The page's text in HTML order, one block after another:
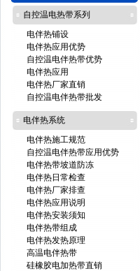
自控温电热带系列
电伴热铺设
电伴热应用优势
自控温电伴热带优势
电伴热应用
电伴热厂家直销
自控温电伴热带批发
电伴热系统
电伴热施工规范
自控温电伴热带应用优势
电伴热带坡道防冻
电伴热日常检查
电伴热厂家排查
电伴热应用说明
电伴热安装须知
电伴热带组成
电伴热发热原理
高温电伴热带
硅橡胶电加热带直销